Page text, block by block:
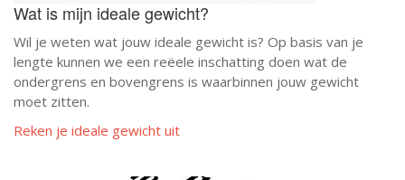
Wat is mijn ideale gewicht?
Wil je weten wat jouw ideale gewicht is? Op basis van je
lengte kunnen we een reëele inschatting doen wat de
ondergrens en bovengrens is waarbinnen jouw gewicht
moet zitten.
Reken je ideale gewicht uit